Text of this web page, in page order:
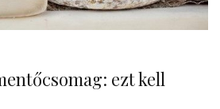
ezt kell